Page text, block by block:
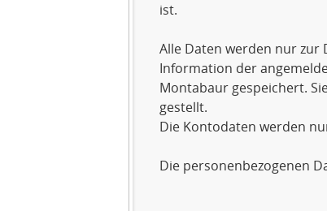
ist.
Alle Daten werden nur
Information der
Montabaur gespeichert.
gestellt.
Die Kontodaten werden
Die personenbezogenen